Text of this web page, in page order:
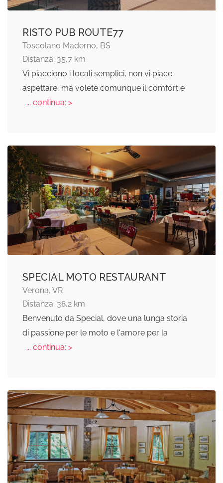
RISTO PUB ROUTE77
Toscolano Maderno, BS
Distanza: 35,7 km
Vi piacciono i locali semplici, non vi piace
aspettare, ma volete comunque il comfort e
... continua: >
SPECIAL MOTO RESTAURANT
Verona, VR
Distanza: 38,2 km
Benvenuto da Special, dove una lunga storia
di passione per le moto e l'amore per la
... continua: >